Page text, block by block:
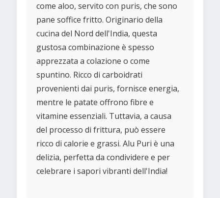
come aloo, servito con puris, che sono
pane soffice fritto. Originario della
cucina del Nord dell'India, questa
gustosa combinazione è spesso
apprezzata a colazione o come
spuntino. Ricco di carboidrati
provenienti dai puris, fornisce energia,
mentre le patate offrono fibre e
vitamine essenziali. Tuttavia, a causa
del processo di frittura, può essere
ricco di calorie e grassi. Alu Puri è una
delizia, perfetta da condividere e per
celebrare i sapori vibranti dell'India!